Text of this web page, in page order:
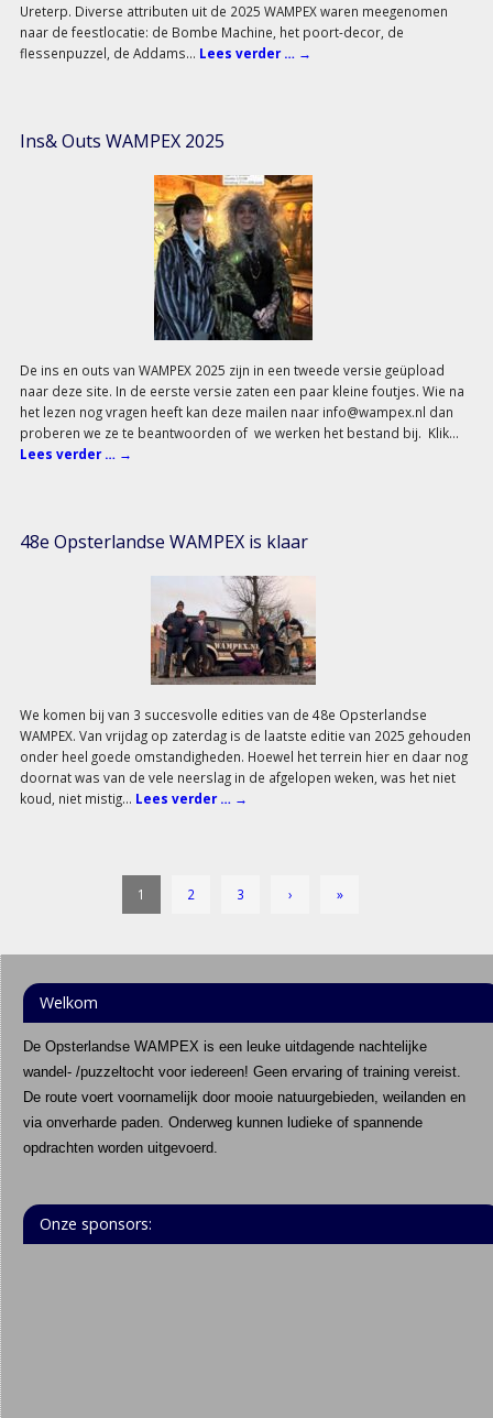
Ureterp. Diverse attributen uit de 2025 WAMPEX waren meegenomen
naar de feestlocatie: de Bombe Machine, het poort-decor, de
flessenpuzzel, de Addams… Lees verder … →
Ins& Outs WAMPEX 2025
De ins en outs van WAMPEX 2025 zijn in een tweede versie geüpload
naar deze site. In de eerste versie zaten een paar kleine foutjes. Wie na
het lezen nog vragen heeft kan deze mailen naar info@wampex.nl dan
proberen we ze te beantwoorden of we werken het bestand bij. Klik…
Lees verder … →
48e Opsterlandse WAMPEX is klaar
We komen bij van 3 succesvolle edities van de 48e Opsterlandse
WAMPEX. Van vrijdag op zaterdag is de laatste editie van 2025 gehouden
onder heel goede omstandigheden. Hoewel het terrein hier en daar nog
doornat was van de vele neerslag in de afgelopen weken, was het niet
koud, niet mistig… Lees verder … →
1 2 3 › »
Welkom
De Opsterlandse WAMPEX is een leuke uitdagende nachtelijke
wandel- /puzzeltocht voor iedereen! Geen ervaring of training vereist.
De route voert voornamelijk door mooie natuurgebieden, weilanden en
via onverharde paden. Onderweg kunnen ludieke of spannende
opdrachten worden uitgevoerd.
Onze sponsors: